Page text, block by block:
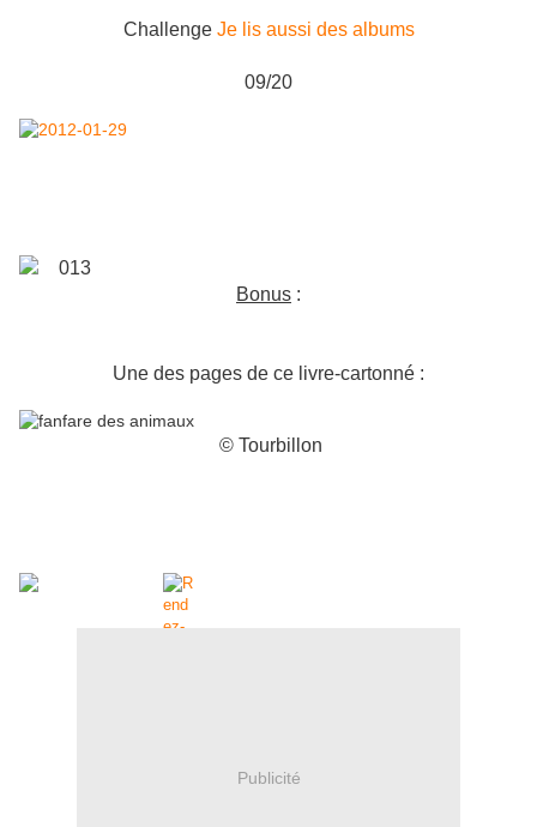
Challenge Je lis aussi des albums
09/20
Bonus :
Une des pages de ce livre-cartonné :
© Tourbillon
Publicité